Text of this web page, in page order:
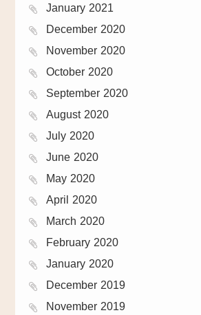
January 2021
December 2020
November 2020
October 2020
September 2020
August 2020
July 2020
June 2020
May 2020
April 2020
March 2020
February 2020
January 2020
December 2019
November 2019